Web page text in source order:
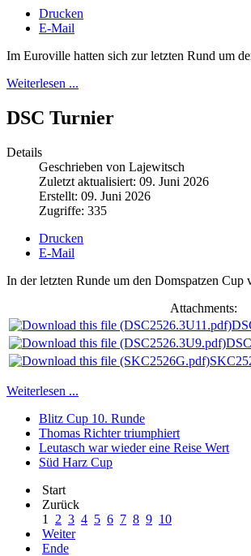
Drucken
E-Mail
Im Euroville hatten sich zur letzten Rund um
Weiterlesen ...
DSC Turnier
Details
Geschrieben von Lajewitsch
Zuletzt aktualisiert: 09. Juni 2026
Erstellt: 09. Juni 2026
Zugriffe: 335
Drucken
E-Mail
In der letzten Runde um den Domspatzen
Attachments:
Weiterlesen ...
Blitz Cup 10. Runde
Thomas Richter triumphiert
Leutasch war wieder eine Reise Wert
Süd Harz Cup
Start
Zurück
1
2 3 4 5 6 7 8 9 10
Weiter
Ende